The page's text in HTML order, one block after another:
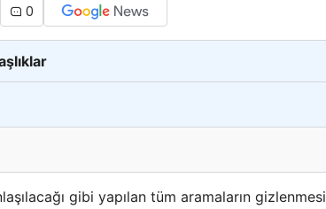
0
gibi yapılan tüm aramaların gizlenmesi